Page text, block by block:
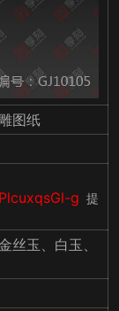
图纸
g 提
丝玉、白玉、